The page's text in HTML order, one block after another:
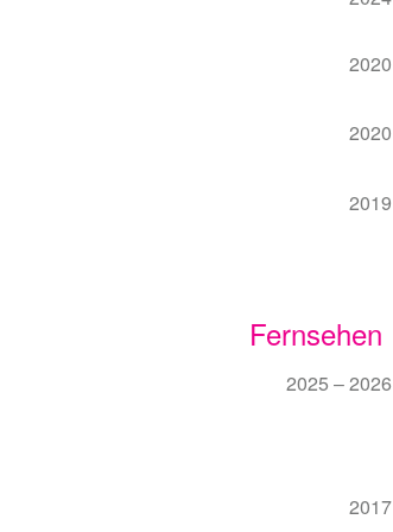
2020
2020
2019
Fernsehen
2025 – 2026
2017